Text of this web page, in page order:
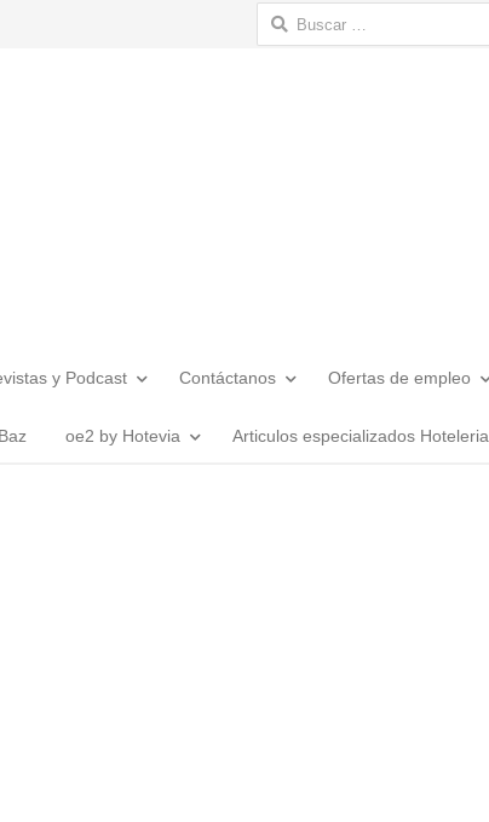
Buscar:
y Podcast Contáctanos Ofertas de empleo
oe2 by Hotevia Articulos especializados Hoteleria